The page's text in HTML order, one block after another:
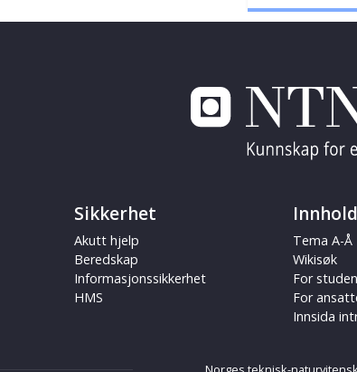
Sikkerhet
Akutt hjelp
Beredskap
Informasjonssikkerhet
HMS
Innhold
Tema A-Å
Wikisøk
For
For
Innsida